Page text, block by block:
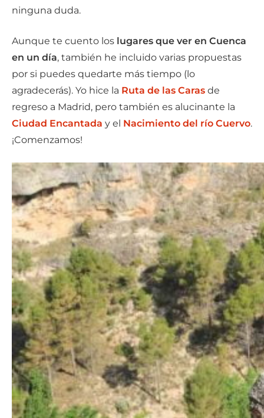
ninguna duda.
Aunque te cuento los lugares que ver en Cuenca
en un día, también he incluido varias propuestas
por si puedes quedarte más tiempo (lo
agradecerás). Yo hice la Ruta de las Caras de
regreso a Madrid, pero también es alucinante la
Ciudad Encantada y el Nacimiento del río Cuervo.
¡Comenzamos!